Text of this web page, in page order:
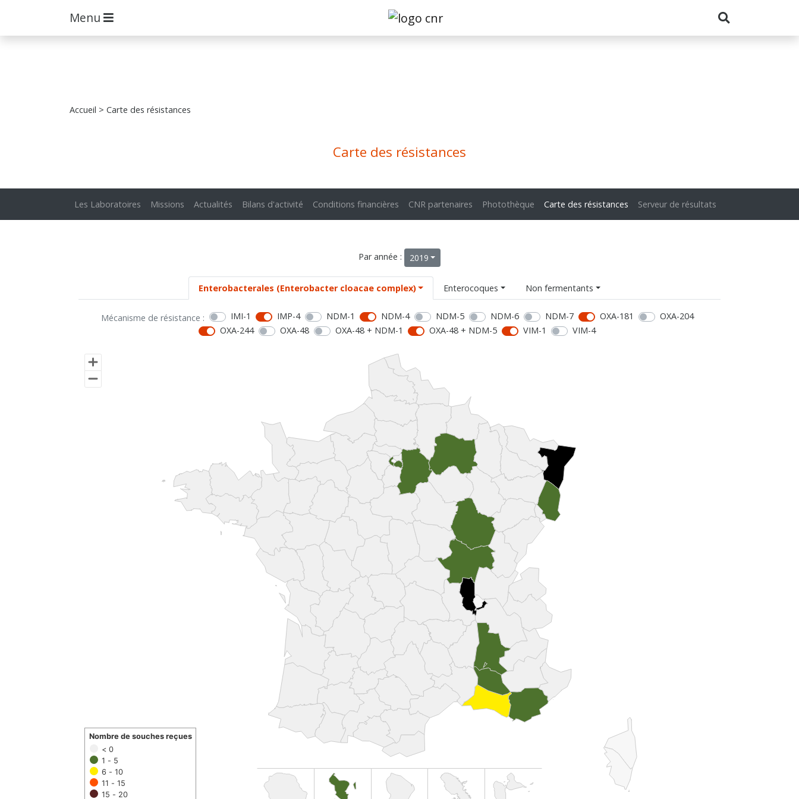
Menu
Accueil > Carte des résistances
Carte des résistances
Les Laboratoires Missions Actualités Bilans d'activité Conditions financières CNR partenaires Photothèque Carte des résistances Serveur de résultats
Par année : 2019
Enterobacterales (Enterobacter cloacae complex) Enterocoques Non fermentants
Mécanisme de résistance : IMI-1 IMP-4 NDM-1 NDM-4 NDM-5 NDM-6 NDM-7 OXA-181
OXA-204
OXA-244
OXA-48 OXA-48 + NDM-1 OXA-48 + NDM-5 VIM-1 VIM-4
< 0
1 - 5
6 - 10
11 - 15
15 - 20
Nombre de souches reçues